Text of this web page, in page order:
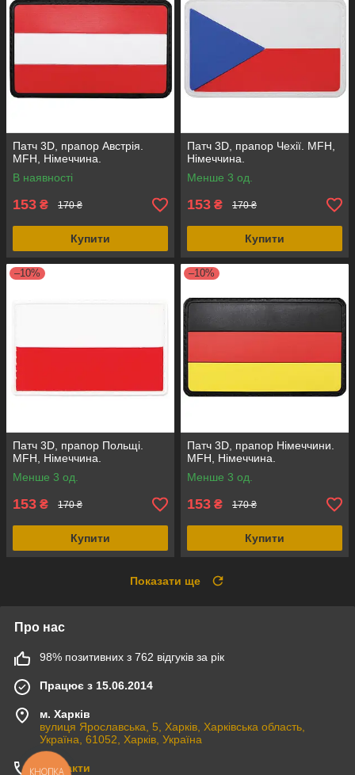
Патч 3D, прапор Австрія.
MFH, Німеччина.
В наявності
153 ₴ 170 ₴
Купити
Патч 3D, прапор Чехії. MFH,
Німеччина.
Менше 3 од.
153 ₴ 170 ₴
Купити
–10%
Патч 3D, прапор Польщі.
MFH, Німеччина.
Менше 3 од.
153 ₴ 170 ₴
Купити
–10%
Патч 3D, прапор Німеччини.
MFH, Німеччина.
Менше 3 од.
153 ₴ 170 ₴
Купити
Показати ще
Про нас
98% позитивних з 762 відгуків за рік
Працює з 15.06.2014
м. Харків
вулиця Ярославська, 5, Харків, Харківська область,
Україна, 61052, Харків, Україна
Контакти
КНОПКА